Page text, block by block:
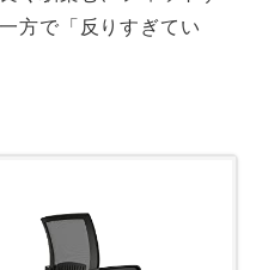
方で「反りすぎてい